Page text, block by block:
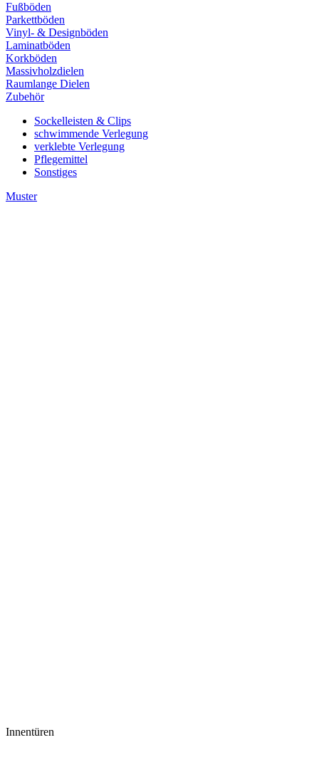
Fußböden
Parkettböden
Vinyl- & Designböden
Laminatböden
Korkböden
Massivholzdielen
Raumlange Dielen
Zubehör
Sockelleisten & Clips
schwimmende Verlegung
verklebte Verlegung
Pflegemittel
Sonstiges
Muster
Innentüren